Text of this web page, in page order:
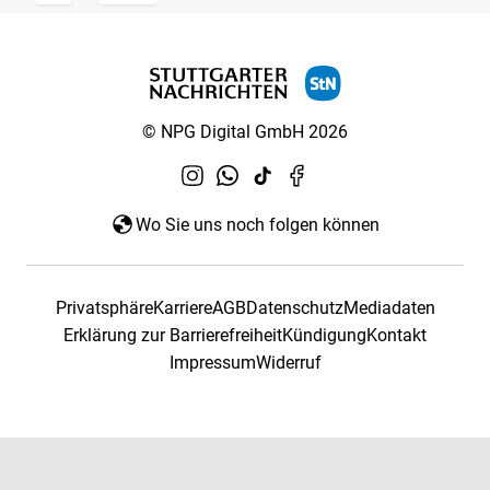
© NPG Digital GmbH 2026
Wo Sie uns noch folgen können
PrivatsphäreKarriereAGBDatenschutzMediadaten
Erklärung zur BarrierefreiheitKündigungKontakt
ImpressumWiderruf